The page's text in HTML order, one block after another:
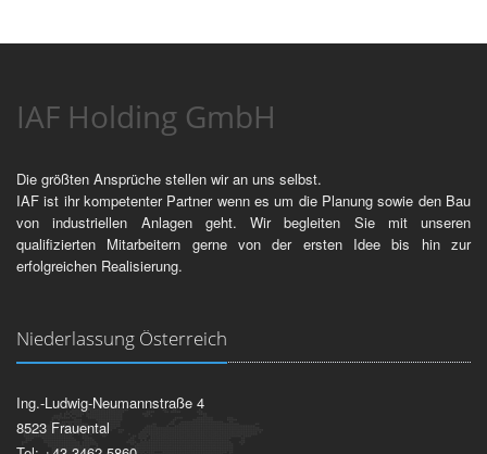
IAF Holding GmbH
Die größten Ansprüche stellen wir an uns selbst.
IAF ist ihr kompetenter Partner wenn es um die Planung sowie den Bau
von industriellen Anlagen geht. Wir begleiten Sie mit unseren
qualifizierten Mitarbeitern gerne von der ersten Idee bis hin zur
erfolgreichen Realisierung.
Niederlassung Österreich
Ing.-Ludwig-Neumannstraße 4
8523 Frauental